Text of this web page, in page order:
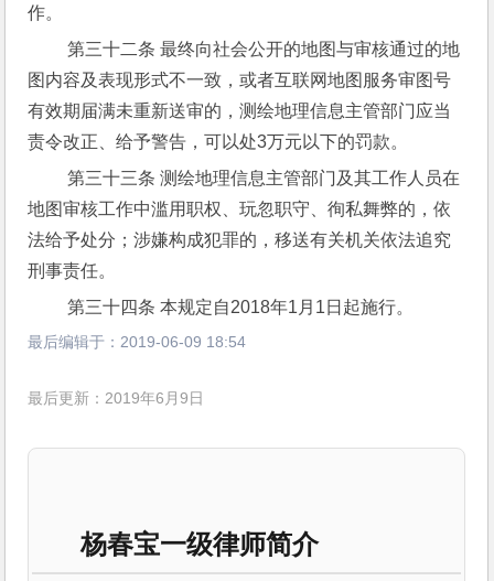
作。
第三十二条 最终向社会公开的地图与审核通过的地
图内容及表现形式不一致，或者互联网地图服务审图号
有效期届满未重新送审的，测绘地理信息主管部门应当
责令改正、给予警告，可以处3万元以下的罚款。
第三十三条 测绘地理信息主管部门及其工作人员在
地图审核工作中滥用职权、玩忽职守、徇私舞弊的，依
法给予处分；涉嫌构成犯罪的，移送有关机关依法追究
刑事责任。
第三十四条 本规定自2018年1月1日起施行。
最后编辑于： 2019-06-09 18:54
最后更新：2019年6月9日
杨春宝一级律师简介